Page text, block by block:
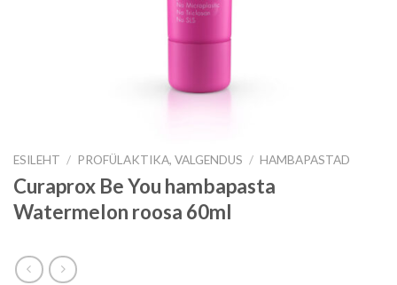
ESILEHT / PROFÜLAKTIKA, VALGENDUS / HAMBAPASTAD
Curaprox Be You hambapasta
Watermelon roosa 60ml